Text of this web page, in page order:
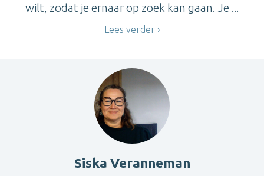
wilt, zodat je ernaar op zoek kan gaan. Je ...
Lees verder
Siska Veranneman